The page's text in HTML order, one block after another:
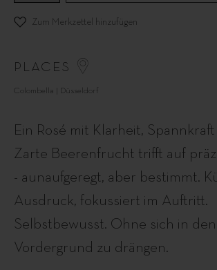
Zum Merkzettel hinzufügen
PLACES
Colombella | Düsseldorf
Ein Rosé mit Klarheit,
Zarte Beerenfrucht trifft auf
- aunaufgeregt, aber bestimmt.
Ausdruck, fokussiert im Auftritt.
Selbstbewusst. Ohne sich in den
Vordergrund zu drängen.